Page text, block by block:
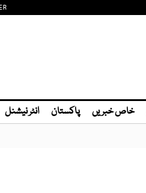
خاص خبریں پاکستان انٹر نیشنل